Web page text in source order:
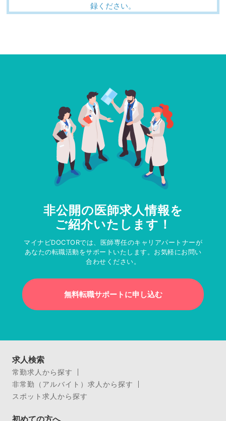
録ください。
非公開の医師求人情報を
ご紹介いたします！
マイナビDOCTORでは、医師専任のキャリアパートナーが
あなたの転職活動をサポートいたします。お気軽にお問い
合わせください。
無料転職サポートに申し込む
求人検索
常勤求人から探す
非常勤（アルバイト）求人から探す
スポット求人から探す
初めての方へ